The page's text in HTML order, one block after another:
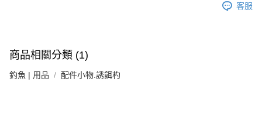
客服
商品相關分類 (1)
釣魚 | 用品 配件小物.誘餌杓